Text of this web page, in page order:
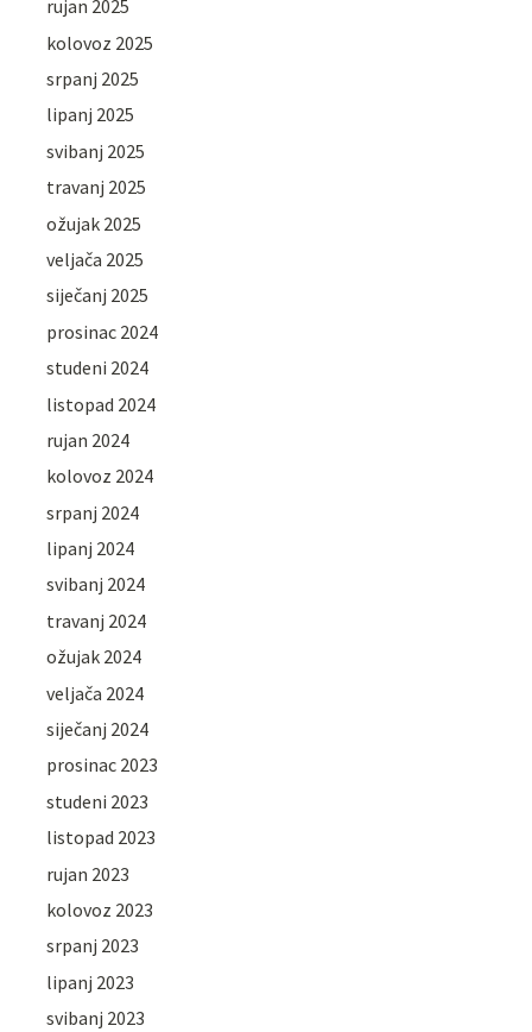
rujan 2025
kolovoz 2025
srpanj 2025
lipanj 2025
svibanj 2025
travanj 2025
ožujak 2025
veljača 2025
siječanj 2025
prosinac 2024
studeni 2024
listopad 2024
rujan 2024
kolovoz 2024
srpanj 2024
lipanj 2024
svibanj 2024
travanj 2024
ožujak 2024
veljača 2024
siječanj 2024
prosinac 2023
studeni 2023
listopad 2023
rujan 2023
kolovoz 2023
srpanj 2023
lipanj 2023
svibanj 2023